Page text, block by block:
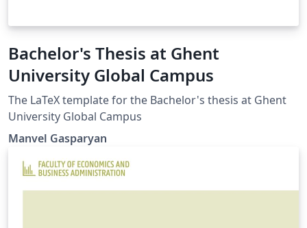
Bachelor's Thesis at Ghent
University Global Campus
The LaTeX template for the Bachelor's thesis at Ghent
University Global Campus
Manvel Gasparyan